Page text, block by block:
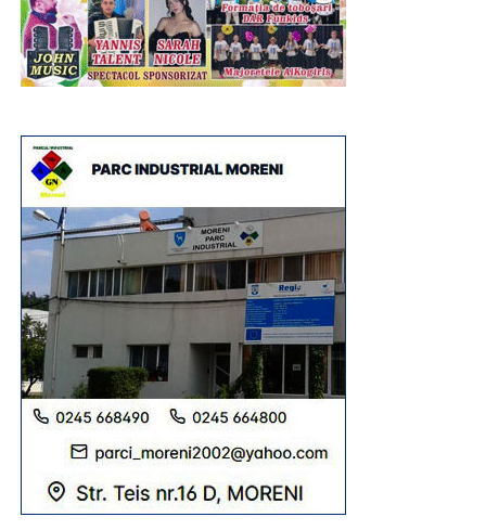
recreere din inima comunei, loc cu rădăcini adânci în
tradiția muncitorească a localității. Tot în luna august, dar
în 2013, administrația publică locală și primarul de atunci
și de acum, Constantin Stroe, au inaugurat, pe
la fosta exploatare minieră, această zonă de odihnă și
promenadă, amenajată cu alei, bănci, spații de joacă
pentru copii, teren de sport și foișoare. Și, ca într-un târg
unde diversitatea este regină, pentru a fi toată lumea
mulțumită, și la Șotânga erau întinse, de-a lungul aleilor
de la intrare în parc, tarabe cu tot soiul de produse
tradiționale, dulciuri, jucării etc. Se vindeau bere și
limonadă, iar micii erau la loc de cinste, nelipsiți la astfel
de sărbători.